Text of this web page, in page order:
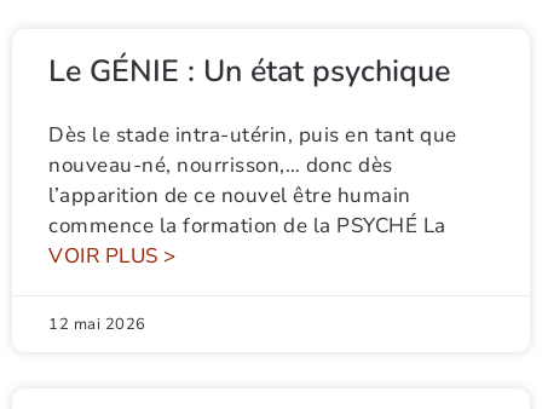
Le GÉNIE : Un état psychique
Dès le stade intra-utérin, puis en tant que
nouveau-né, nourrisson,… donc dès
l’apparition de ce nouvel être humain
commence la formation de la PSYCHÉ La
VOIR PLUS >
12 mai 2026